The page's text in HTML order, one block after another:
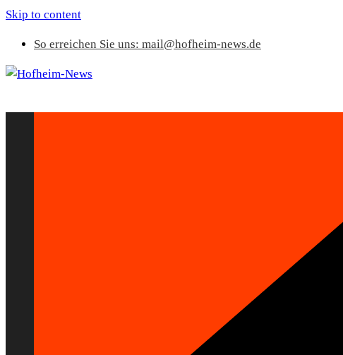
Skip to content
So erreichen Sie uns: mail@hofheim-news.de